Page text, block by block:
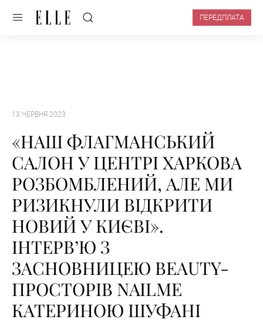
ПЕРЕДПЛАТА
13 ЧЕРВНЯ 2023
«НАШ ФЛАГМАНСЬКИЙ
САЛОН У ЦЕНТРІ ХАРКОВА
РОЗБОМБЛЕНИЙ, АЛЕ МИ
РИЗИКНУЛИ ВІДКРИТИ
НОВИЙ У КИЄВІ».
ІНТЕРВ’Ю З
ЗАСНОВНИЦЕЮ BEAUTY-
ПРОСТОРІВ NAILME
КАТЕРИНОЮ ШУФАНІ